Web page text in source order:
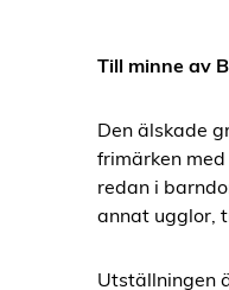
Till minne av
Den älskade
frimärken
redan i
annat ugglor,
Utställningen